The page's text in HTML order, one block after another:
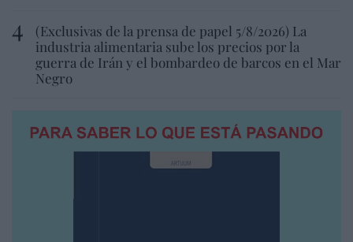
(Exclusivas de la prensa de papel 5/8/2026) La
industria alimentaria sube los precios por la
guerra de Irán y el bombardeo de barcos en el Mar
Negro